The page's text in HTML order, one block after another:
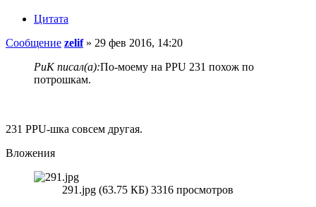
Цитата
Сообщение zelif» 29 фев 2016, 14:20
РиК писал(а):По-моему на PPU 231 похож по
потрошкам.
231 PPU-шка совсем другая.
Вложения
291.jpg (63.75 КБ) 3316 просмотров